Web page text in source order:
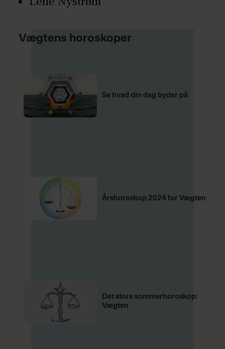
Vægtens horoskoper
Se hvad din dag byder på
Årshoroskop 2024 for Vægten
Det store sommerhoroskop:
Vægten